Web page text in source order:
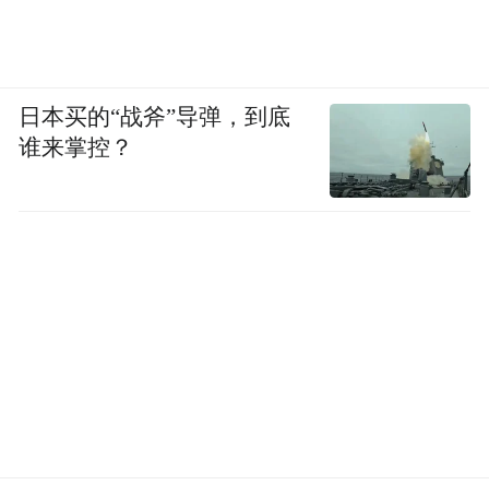
日本买的“战斧”导弹，到底
谁来掌控？